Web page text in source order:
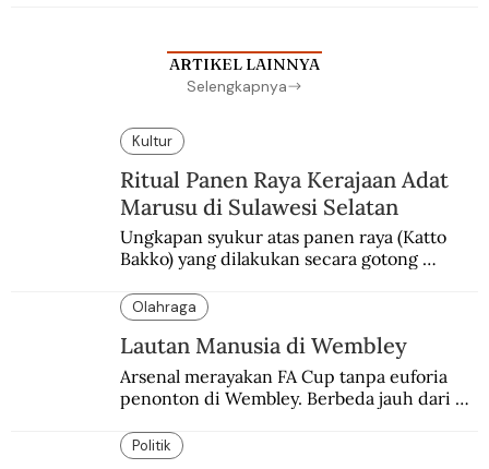
ARTIKEL LAINNYA
Selengkapnya
Kultur
Ritual Panen Raya Kerajaan Adat
Marusu di Sulawesi Selatan
Ungkapan syukur atas panen raya (Katto
Bakko) yang dilakukan secara gotong
Olahraga
Lautan Manusia di Wembley
Arsenal merayakan FA Cup tanpa euforia
penonton di Wembley. Berbeda jauh dari
silam.
Politik